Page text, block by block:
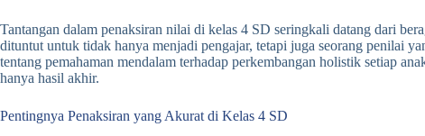
Tantangan dalam penaksiran nilai di kelas 4 SD seringkali datang dari
dituntut untuk tidak hanya menjadi pengajar, tetapi juga seorang penilai
tentang pemahaman mendalam terhadap perkembangan holistik setiap
hanya hasil akhir.
Pentingnya Penaksiran yang Akurat di Kelas 4 SD